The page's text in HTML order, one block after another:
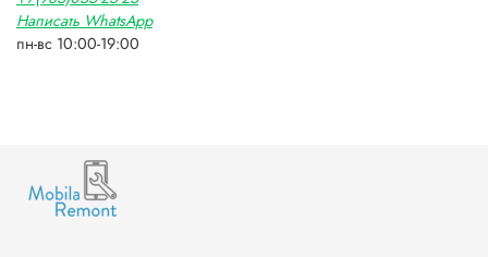
Написать WhatsApp
пн-вс 10:00-19:00